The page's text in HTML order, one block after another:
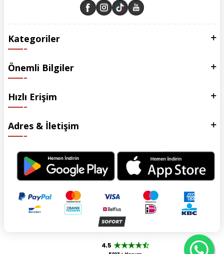
Kategoriler
Önemli Bilgiler
Hızlı Erişim
Adres & İletişim